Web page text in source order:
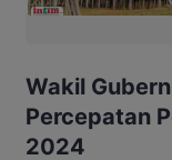
Wakil
Percepatan
2024